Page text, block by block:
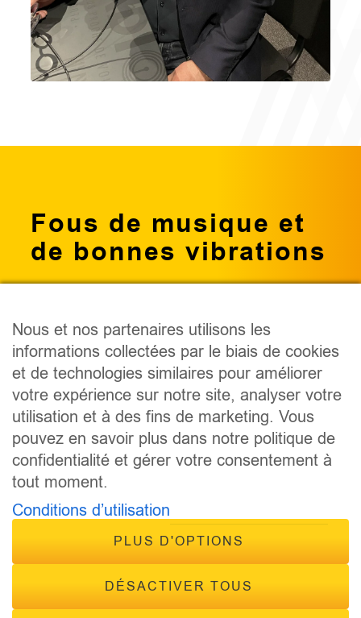
Fous de musique et
de bonnes vibrations
PODCAST
ÉMISSIONS
ANIMATEURS
ÉVÈNEMENTS
CONTACT
Nous et nos partenaires utilisons les
informations collectées par le biais de cookies
et de technologies similaires pour améliorer
votre expérience sur notre site, analyser votre
utilisation et à des fins de marketing. Vous
pouvez en savoir plus dans notre politique de
confidentialité et gérer votre consentement à
tout moment.
Conditions d’utilisation
PLUS D'OPTIONS
DÉSACTIVER TOUS